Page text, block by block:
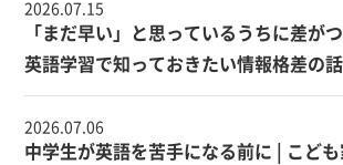
「まだ早い」と思っているうちに差がつ
英語学習で知っておきたい情報格差の話
2026.07.15
中学生が英語を苦手になる前に | こど
2026.07.06